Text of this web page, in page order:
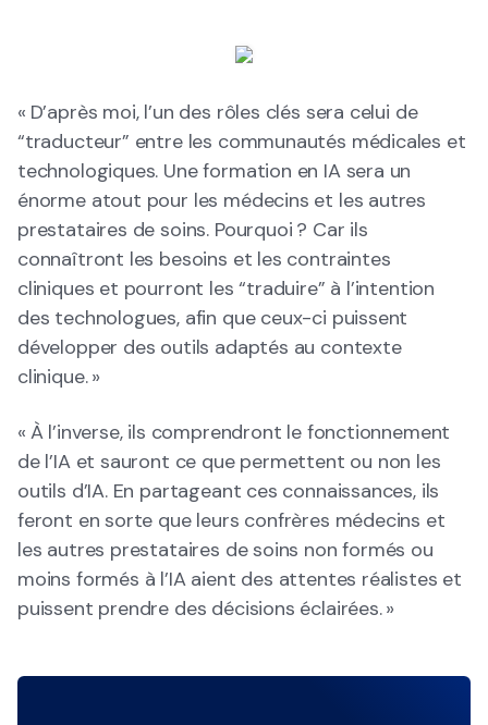
« D’après moi, l’un des rôles clés sera celui de
“traducteur” entre les communautés médicales et
technologiques. Une formation en IA sera un
énorme atout pour les médecins et les autres
prestataires de soins. Pourquoi ? Car ils
connaîtront les besoins et les contraintes
cliniques et pourront les “traduire” à l’intention
des technologues, afin que ceux-ci puissent
développer des outils adaptés au contexte
clinique. »
« À l’inverse, ils comprendront le fonctionnement
de l’IA et sauront ce que permettent ou non les
outils d’IA. En partageant ces connaissances, ils
feront en sorte que leurs confrères médecins et
les autres prestataires de soins non formés ou
moins formés à l’IA aient des attentes réalistes et
puissent prendre des décisions éclairées. »